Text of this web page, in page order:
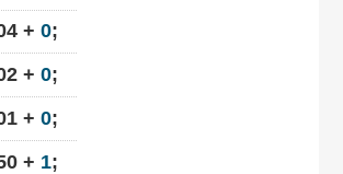
+ 0;
+ 0;
+ 0;
+ 1;